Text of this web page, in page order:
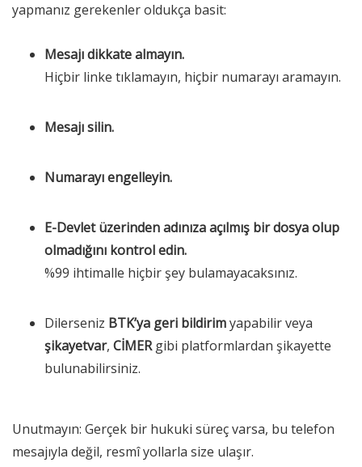
yapmanız gerekenler oldukça basit:
Mesajı dikkate almayın.
Hiçbir linke tıklamayın, hiçbir numarayı aramayın.
Mesajı silin.
Numarayı engelleyin.
E-Devlet üzerinden adınıza açılmış bir dosya olup
olmadığını kontrol edin.
%99 ihtimalle hiçbir şey bulamayacaksınız.
Dilerseniz BTK’ya geri bildirimyapabilir veya
şikayetvar, CİMERgibi platformlardan şikayette
bulunabilirsiniz.
Unutmayın: Gerçek bir hukuki süreç varsa, bu telefon
mesajıyla değil, resmî yollarla size ulaşır.